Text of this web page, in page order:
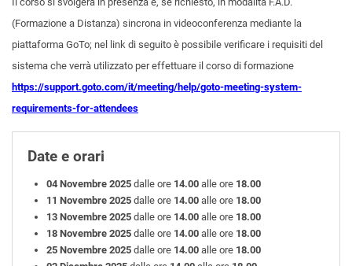
(Formazione a Distanza) sincrona in videoconferenza mediante la
piattaforma GoTo; nel link di seguito è possibile verificare i requisiti del
sistema che verrà utilizzato per effettuare il corso di formazione
https://support.goto.com/it/meeting/help/goto-meeting-system-
requirements-for-attendees
Date e orari
04 Novembre 2025 dalle ore 14.00alle ore 18.00
11 Novembre 2025 dalle ore 14.00alle ore 18.00
13 Novembre 2025 dalle ore 14.00alle ore 18.00
18 Novembre 2025 dalle ore 14.00alle ore 18.00
25 Novembre 2025 dalle ore 14.00alle ore 18.00